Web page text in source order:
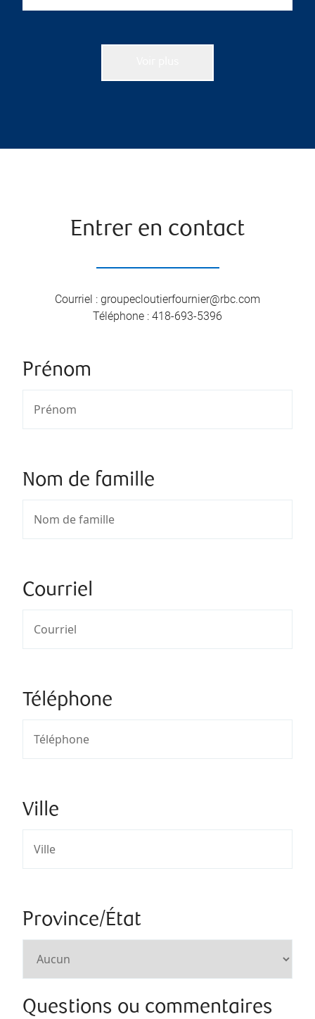
Entrer en contact
Courriel : groupecloutierfournier@rbc.com
Téléphone : 418-693-5396
Prénom
Nom de famille
Courriel
Téléphone
Ville
Province/État
Questions ou commentaires